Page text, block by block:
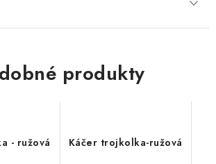
produkty
- ružová Káčer trojkolka-ružová